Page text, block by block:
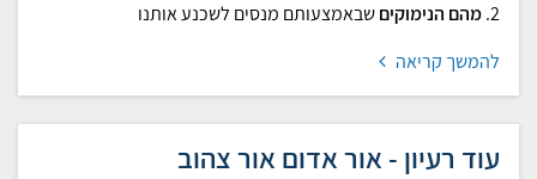
2. מהם הנימוקיםשבאמצעותם מנסים לשכנע אותנו
להמשך קריאה
עוד רעיון - אור אדום אור צהוב